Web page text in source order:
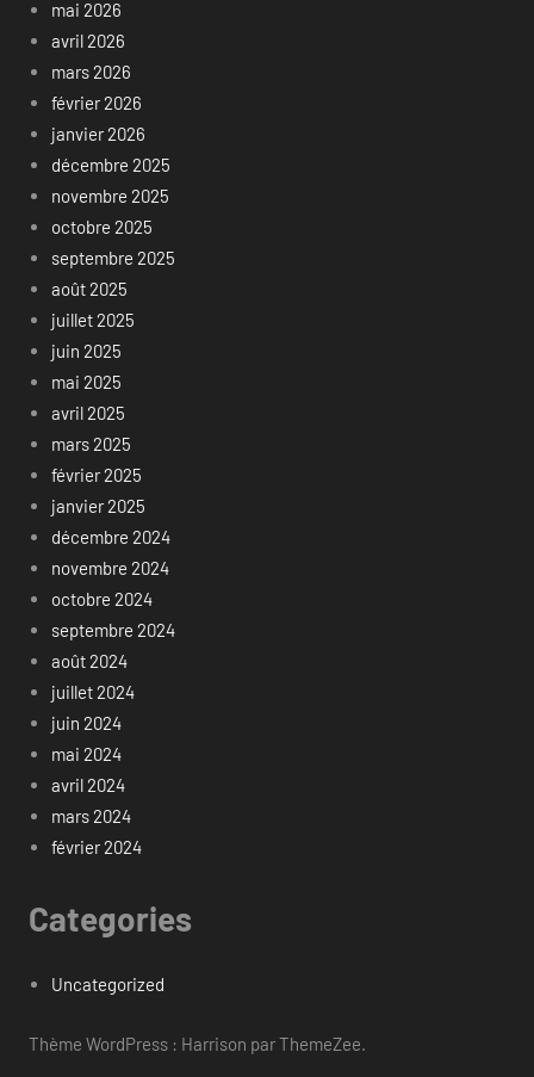
mai 2026
avril 2026
mars 2026
février 2026
janvier 2026
décembre 2025
novembre 2025
octobre 2025
septembre 2025
août 2025
juillet 2025
juin 2025
mai 2025
avril 2025
mars 2025
février 2025
janvier 2025
décembre 2024
novembre 2024
octobre 2024
septembre 2024
août 2024
juillet 2024
juin 2024
mai 2024
avril 2024
mars 2024
février 2024
Categories
Uncategorized
Thème WordPress : Harrison par ThemeZee.